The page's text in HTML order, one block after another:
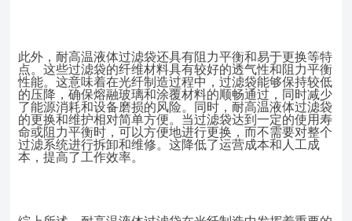
此外，耐高温液体过滤袋还具有阻力平衡和易于更换等特
点。这些过滤袋的纤维材料具有较好的透气性和阻力平衡
性能。这意味着在光纤制造过程中，过滤袋能够保持较低
的压降，确保熔融玻璃和涂覆材料的顺畅通过，同时减少
了能源消耗和设备磨损的风险。同时，耐高温液体过滤袋
的更换和维护相对简单方便。当过滤袋达到一定的使用寿
命或阻力平衡时，可以方便地进行更换，而不需要对整个
过滤系统进行拆卸和维修。这降低了运营成本和人工成
本，提高了工作效率。